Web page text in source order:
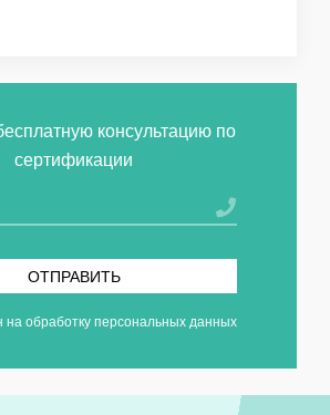
консультацию по
сертификации
ОТПРАВИТЬ
на обработку персональных данных